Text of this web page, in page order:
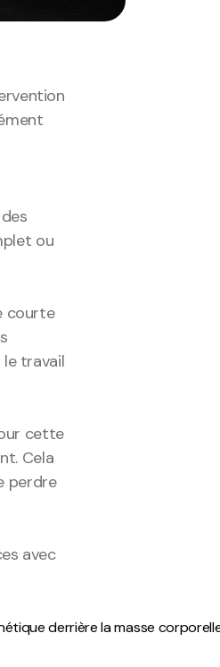
ou
courte
travail
cette
Cela
perdre
avec
derrière la masse